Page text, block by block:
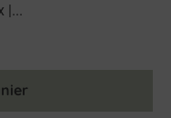
|...